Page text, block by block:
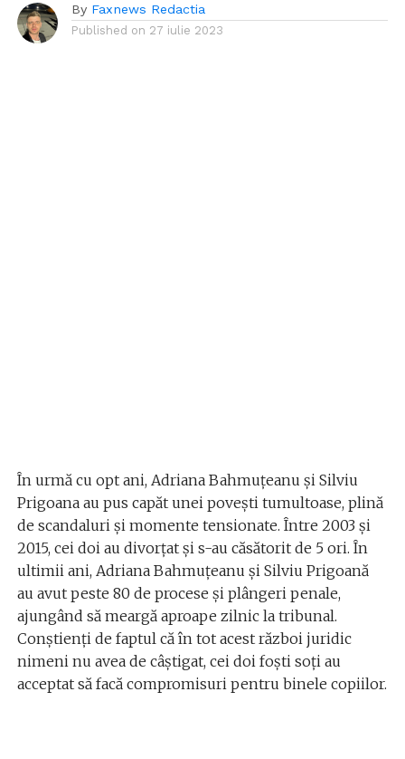
By Faxnews Redactia
Published on 27 iulie 2023
În urmă cu opt ani, Adriana Bahmuțeanu și Silviu
Prigoana au pus capăt unei povești tumultoase, plină
de scandaluri și momente tensionate. Între 2003 și
2015, cei doi au divorțat și s-au căsătorit de 5 ori. În
ultimii ani, Adriana Bahmuțeanu și Silviu Prigoană
au avut peste 80 de procese și plângeri penale,
ajungând să meargă aproape zilnic la tribunal.
Conștienți de faptul că în tot acest război juridic
nimeni nu avea de câștigat, cei doi foști soți au
acceptat să facă compromisuri pentru binele copiilor.